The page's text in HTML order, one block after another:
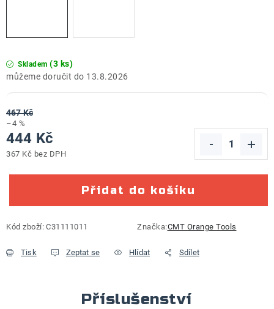
Skladem (3 ks)
13.8.2026
467 Kč
–4 %
444 Kč
367 Kč bez DPH
Přidat do košíku
Kód zboží: C31111011 Značka:CMT Orange Tools
Tisk Zeptat se Hlídat Sdílet
Příslušenství